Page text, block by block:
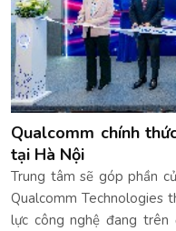
Qualcomm chính
tại Hà Nội
Trung tâm sẽ góp phần
Qualcomm Technologies
lực công nghệ đang